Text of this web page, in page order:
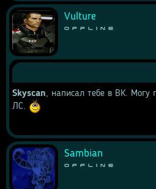
Vulture
Offline
Skyscan, написал тебе в ВК. Могу
ЛС.
Sambian
Offline